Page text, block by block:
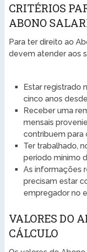
CRITÉRIOS
ABONO
Para ter direito ao
devem atender aos
Estar registrado
cinco anos
Receber uma
mensais
contribuem para
Ter trabalhado,
período mínimo
As informações
precisam estar
empregador no
VALORES DO
CÁLCULO